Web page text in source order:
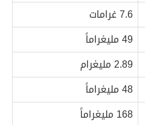
7.6 غرامات
49 مليغراماً
2.89 مليغرام
48 مليغراماً
168 مليغراماً